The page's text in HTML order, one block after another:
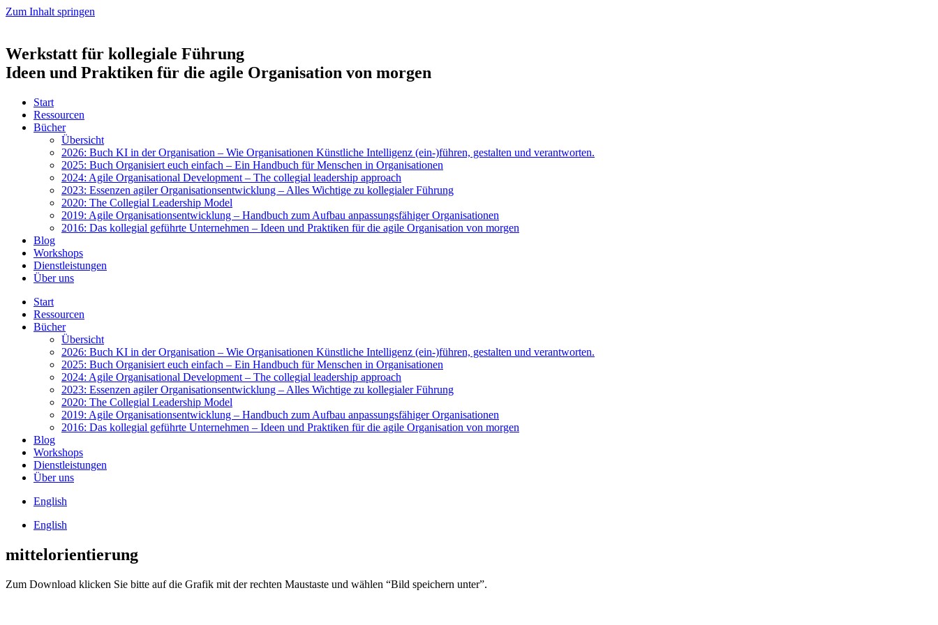
Zum Inhalt springen
Werkstatt für kollegiale Führung
Ideen und Praktiken für die agile Organisation von morgen
Start
Res­sour­cen
Bücher
Über­sicht
2026: Buch KI in der Orga­ni­sa­ti­on – Wie Orga­ni­sa­tio­nen Künst­li­che Intel­li­genz (ein-)führen, gestal­ten und ver­ant­wor­ten.
2025: Buch Orga­ni­siert euch ein­fach – Ein Hand­buch für Men­schen in Orga­ni­sa­tio­nen
2024: Agi­le Orga­ni­sa­tio­nal Deve­lo­p­ment – The col­le­gi­al lea­der­ship approach
2023: Essen­zen agi­ler Orga­ni­sa­ti­ons­ent­wick­lung – Alles Wich­ti­ge zu kol­le­gia­ler Füh­rung
2020: The Col­le­gi­al Lea­der­ship Model
2019: Agi­le Orga­ni­sa­ti­ons­ent­wick­lung – Hand­buch zum Auf­bau anpas­sungs­fä­hi­ger Orga­ni­sa­tio­nen
2016: Das kol­le­gi­al geführ­te Unter­neh­men – Ideen und Prak­ti­ken für die agi­le Orga­ni­sa­ti­on von mor­gen
Blog
Work­shops
Dienst­leis­tun­gen
Über uns
Start
Res­sour­cen
Bücher
Über­sicht
2026: Buch KI in der Orga­ni­sa­ti­on – Wie Orga­ni­sa­tio­nen Künst­li­che Intel­li­genz (ein-)führen, gestal­ten und ver­ant­wor­ten.
2025: Buch Orga­ni­siert euch ein­fach – Ein Hand­buch für Men­schen in Orga­ni­sa­tio­nen
2024: Agi­le Orga­ni­sa­tio­nal Deve­lo­p­ment – The col­le­gi­al lea­der­ship approach
2023: Essen­zen agi­ler Orga­ni­sa­ti­ons­ent­wick­lung – Alles Wich­ti­ge zu kol­le­gia­ler Füh­rung
2020: The Col­le­gi­al Lea­der­ship Model
2019: Agi­le Orga­ni­sa­ti­ons­ent­wick­lung – Hand­buch zum Auf­bau anpas­sungs­fä­hi­ger Orga­ni­sa­tio­nen
2016: Das kol­le­gi­al geführ­te Unter­neh­men – Ideen und Prak­ti­ken für die agi­le Orga­ni­sa­ti­on von mor­gen
Blog
Work­shops
Dienst­leis­tun­gen
Über uns
Eng­lish
Eng­lish
mittelorientierung
Zum Down­load kli­cken Sie bit­te auf die Gra­fik mit der rech­ten Maus­tas­te und wäh­len “Bild spei­chern unter”.